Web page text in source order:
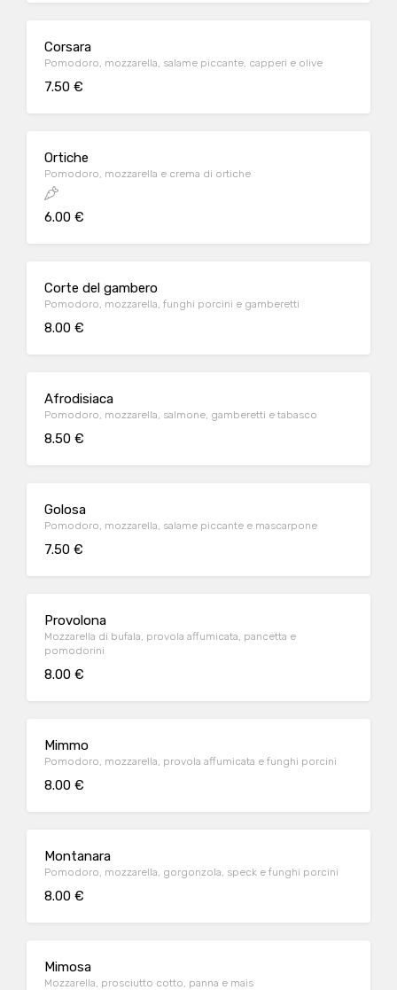
Corsara
Pomodoro, mozzarella, salame piccante, capperi e olive
7.50 €
Ortiche
Pomodoro, mozzarella e crema di ortiche
6.00 €
Corte del gambero
Pomodoro, mozzarella, funghi porcini e gamberetti
8.00 €
Afrodisiaca
Pomodoro, mozzarella, salmone, gamberetti e tabasco
8.50 €
Golosa
Pomodoro, mozzarella, salame piccante e mascarpone
7.50 €
Provolona
Mozzarella di bufala, provola affumicata, pancetta e
pomodorini
8.00 €
Mimmo
Pomodoro, mozzarella, provola affumicata e funghi porcini
8.00 €
Montanara
Pomodoro, mozzarella, gorgonzola, speck e funghi porcini
8.00 €
Mimosa
Mozzarella, prosciutto cotto, panna e mais